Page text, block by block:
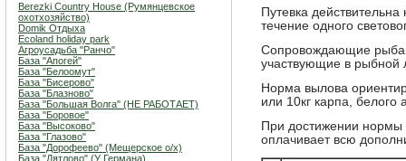
Berezki Country House (Румянцевское
охотхозяйство)
Domik Отдыха
Ecoland holiday park
Агроусадьба "Ранчо"
База "Апогей"
База "Белоомут"
База "Бисерово"
База "Блазново"
База "Большая Волга" (НЕ РАБОТАЕТ)
База "Боровое"
База "Высоково"
База "Глазово"
База "Дорофеево" (Мещерское о/х)
База "Дятлово" (У Германа)
Путевка
течение одного
Сопровождающие
участвующие в рыбной
Норма вылова
или 10кг карпа, белого
При достижении
оплачивает всю